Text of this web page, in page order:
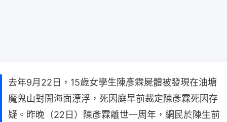
去年9月22日，15歲女學生陳彥霖屍體被發現在油塘
魔鬼山對開海面漂浮，死因庭早前裁定陳彥霖死因存
疑。昨晚（22日）陳彥霖離世一周年，網民於陳生前